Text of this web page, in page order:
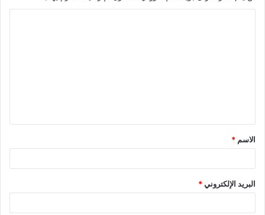
الاسم *
البريد الإلكتروني*